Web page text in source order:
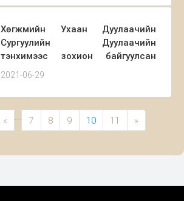
Хөгжмийн Ухаан Дуулаачийн
Сургуулийн Дуулаачийн
тэнхимээс зохион байгуулсан
“АЛТАН ТАЙЗ РУУ” сурагчдын
уралдаан амжилттай явагдаж
дүнгээ гаргалаа.
2021-06-29
« ... 7 8 9 10 11 »